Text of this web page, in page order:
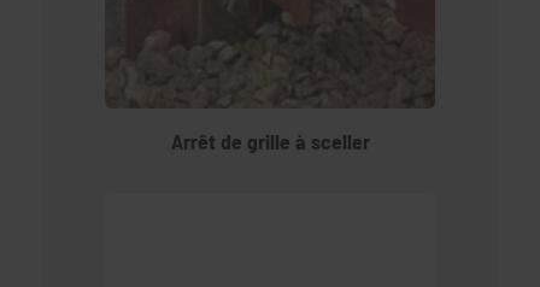
Arrêt de grille à sceller